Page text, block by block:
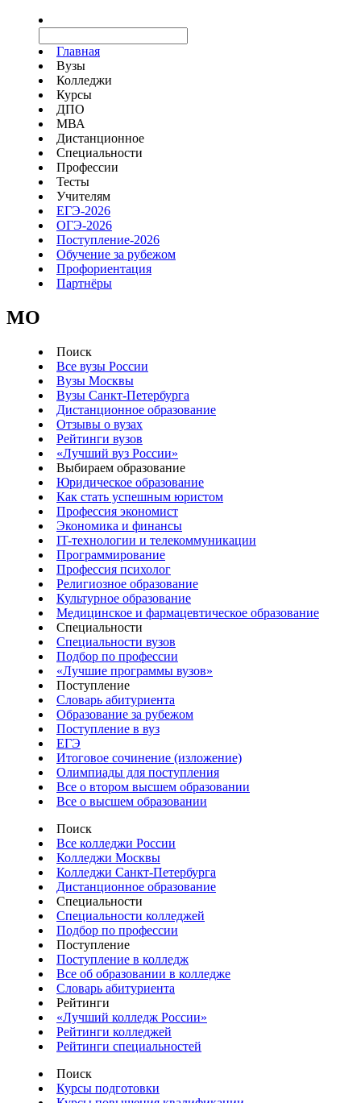
Главная
Вузы
Колледжи
Курсы
ДПО
МВА
Дистанционное
Специальности
Профессии
Тесты
Учителям
ЕГЭ-2026
ОГЭ-2026
Поступление-2026
Обучение за рубежом
Профориентация
Партнёры
MO
Поиск
Все вузы России
Вузы Москвы
Вузы Санкт-Петербурга
Дистанционное образование
Отзывы о вузах
Рейтинги вузов
«Лучший вуз России»
Выбираем образование
Юридическое образование
Как стать успешным юристом
Профессия экономист
Экономика и финансы
IT-технологии и телекоммуникации
Программирование
Профессия психолог
Религиозное образование
Культурное образование
Медицинское и фармацевтическое образование
Специальности
Специальности вузов
Подбор по профессии
«Лучшие программы вузов»
Поступление
Словарь абитуриента
Образование за рубежом
Поступление в вуз
ЕГЭ
Итоговое сочинение (изложение)
Олимпиады для поступления
Все о втором высшем образовании
Все о высшем образовании
Поиск
Все колледжи России
Колледжи Москвы
Колледжи Санкт-Петербурга
Дистанционное образование
Специальности
Специальности колледжей
Подбор по профессии
Поступление
Поступление в колледж
Все об образовании в колледже
Словарь абитуриента
Рейтинги
«Лучший колледж России»
Рейтинги колледжей
Рейтинги специальностей
Поиск
Курсы подготовки